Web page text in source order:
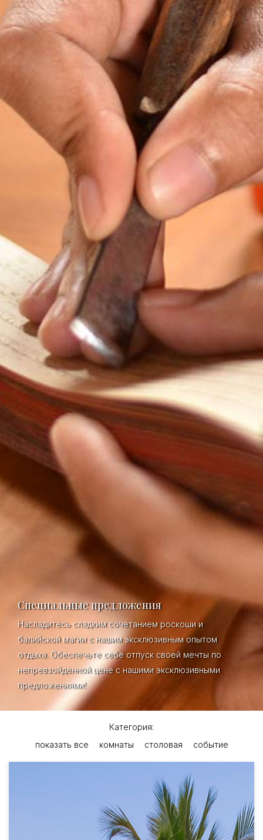
Специальные предложения
Насладитесь сладким сочетанием роскоши и
балийской магии с нашим эксклюзивным опытом
отдыха. Обеспечьте себе отпуск своей мечты по
непревзойденной цене с нашими эксклюзивными
предложениями!
Категория:
показать все
комнаты столовая событие